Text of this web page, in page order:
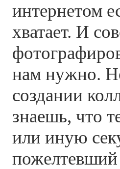
интернетом
хватает. И
нам нужно.
создании
знаешь, что
или иную
пожелтевший